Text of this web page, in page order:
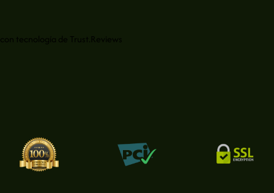
con tecnología de Trust.Reviews